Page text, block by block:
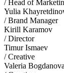
/ Head of
Yulia
/ Brand Manager
Kirill Karamov
/ Director
Timur Ismaev
/ Creative
Valeria